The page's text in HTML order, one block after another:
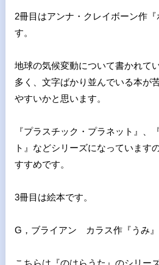
2冊目はアンナ・クレイボーン作
す。
地球の気候変動について書かれて
多く、文字ばかり並んでいる本が
やすいかと思います。
『プラスチック・プラネット』、
ト』などシリーズになっています
すすめです。
3冊目は絵本です。
G，ブライアン カラス作『うみ』
こちらは『のはらうた』のシリー